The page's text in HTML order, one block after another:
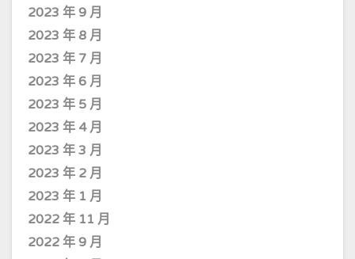
2023 年 9 月
2023 年 8 月
2023 年 7 月
2023 年 6 月
2023 年 5 月
2023 年 4 月
2023 年 3 月
2023 年 2 月
2023 年 1 月
2022 年 11 月
2022 年 9 月